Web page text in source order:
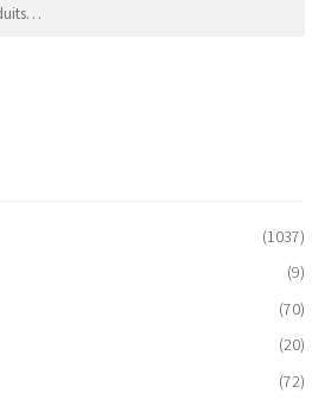
(1037)
(9)
(70)
(20)
(72)